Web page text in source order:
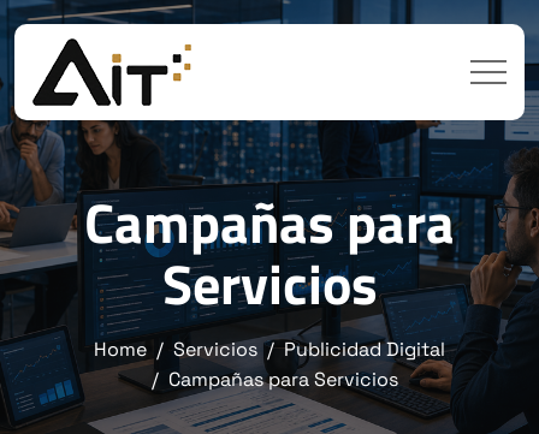
Campañas para
Servicios
Home Servicios
Publicidad Digital
Campañas para Servicios